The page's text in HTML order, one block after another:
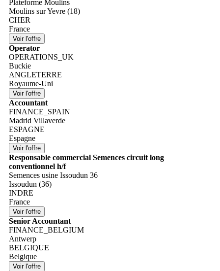
Plateforme Moulins
Moulins sur Yevre (18)
CHER
France
Operator
OPERATIONS_UK
Buckie
ANGLETERRE
Royaume-Uni
Accountant
FINANCE_SPAIN
Madrid Villaverde
ESPAGNE
Espagne
Responsable commercial Semences circuit long
conventionnel h/f
Semences usine Issoudun 36
Issoudun (36)
INDRE
France
Senior Accountant
FINANCE_BELGIUM
Antwerp
BELGIQUE
Belgique